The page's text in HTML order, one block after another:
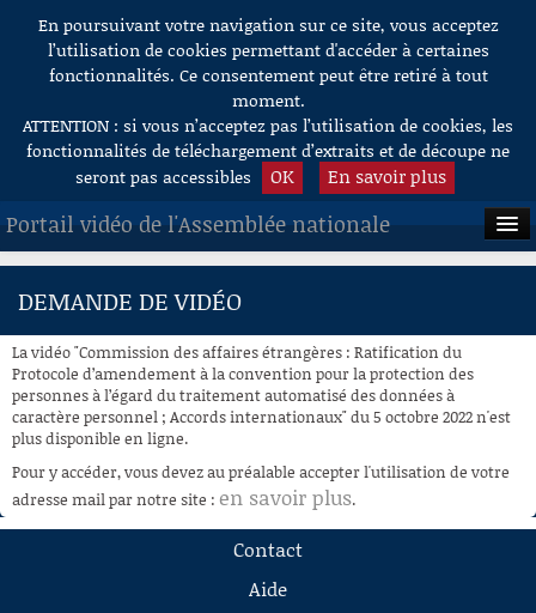
Aller au contenu
En poursuivant votre navigation sur ce site, vous acceptez
l’utilisation de cookies permettant d'accéder à certaines
fonctionnalités. Ce consentement peut être retiré à tout
moment.
ATTENTION : si vous n’acceptez pas l’utilisation de cookies, les
fonctionnalités de téléchargement d’extraits et de découpe ne
seront pas accessibles
OK En savoir plus
Portail vidéo de l'Assemblée nationale
ACCUEIL
À LA DEMANDE
RECHERCHE
AIDE À LA DÉCOUPE
DE VIDÉOS
DEMANDE DE VIDÉO
La vidéo "Commission des affaires étrangères : Ratification du
Protocole d’amendement à la convention pour la protection des
personnes à l’égard du traitement automatisé des données à
caractère personnel ; Accords internationaux" du 5 octobre 2022 n'est
plus disponible en ligne.
Pour y accéder, vous devez au préalable accepter l'utilisation de votre
adresse mail par notre site : en savoir plus.
Contact
Aide